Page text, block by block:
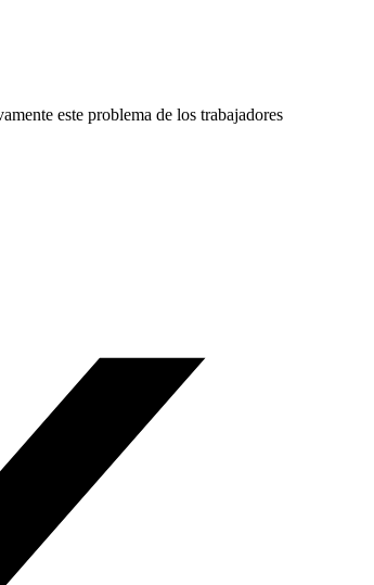
este problema de los trabajadores